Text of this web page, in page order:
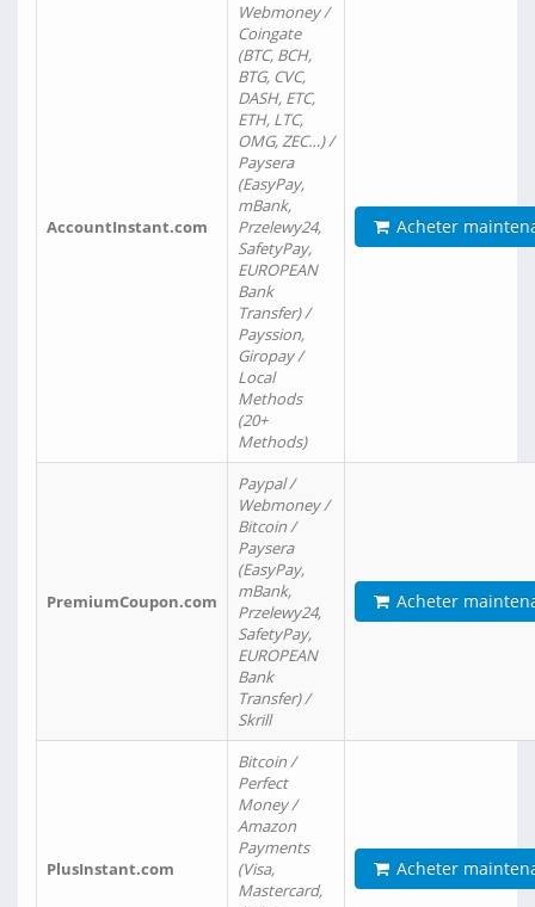
AccountInstant.com
Webmoney /
Coingate
(BTC, BCH,
BTG, CVC,
DASH, ETC,
ETH, LTC,
OMG, ZEC…) /
Paysera
(EasyPay,
mBank,
Przelewy24,
SafetyPay,
EUROPEAN
Bank
Transfer) /
Payssion,
Giropay /
Local
Methods
(20+
Methods)
Acheter
PremiumCoupon.com
Paypal /
Webmoney /
Bitcoin /
Paysera
(EasyPay,
mBank,
Przelewy24,
SafetyPay,
EUROPEAN
Bank
Transfer) /
Skrill
Acheter
PlusInstant.com
Bitcoin /
Perfect
Money /
Amazon
Payments
(Visa,
Mastercard,
Acheter